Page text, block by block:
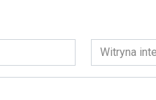
Witryna
internetowa